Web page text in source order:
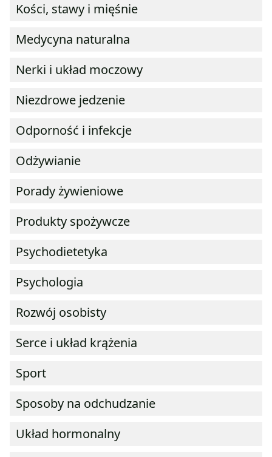
Kości, stawy i mięśnie
Medycyna naturalna
Nerki i układ moczowy
Niezdrowe jedzenie
Odporność i infekcje
Odżywianie
Porady żywieniowe
Produkty spożywcze
Psychodietetyka
Psychologia
Rozwój osobisty
Serce i układ krążenia
Sport
Sposoby na odchudzanie
Układ hormonalny